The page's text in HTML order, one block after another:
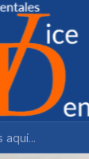
+56944575313
GS 80 SDI